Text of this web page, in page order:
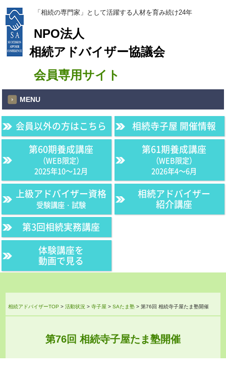
「相続の専門家」として活躍する人材を育み続け24年
NPO法人
相続アドバイザー協議会
会員専用サイト
MENU
会員以外の方はこちら
相続寺子屋 開催情報
第60期養成講座
（WEB限定）
2025年10〜12月
第61期養成講座
（WEB限定）
2026年4〜6月
上級アドバイザー資格
受験講座・試験
第3回相続実務講座
相続アドバイザー
紹介講座
体験講座を
動画で見る
相続アドバイザーTOP >活動状況 >寺子屋 >SAたま塾 >第76回 相続寺子屋たま塾開催
第76回 相続寺子屋たま塾開催